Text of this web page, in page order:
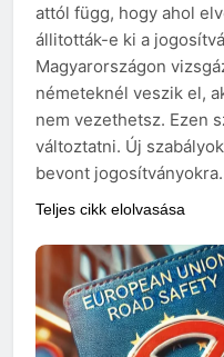
attól függ, hogy ahol
állitották-e ki a
Magyarországon
németeknél veszik el,
nem vezethetsz. Ezen
változtatni. Új
bevont
Teljes cikk elolvasása